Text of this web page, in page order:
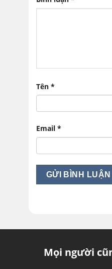
Tên *
Email *
Mọi người